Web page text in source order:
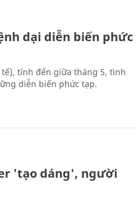
dại diễn biến phức
tế), tính đến giữa tháng 5, tình
diễn biến phức tạp.
'tạo dáng', người